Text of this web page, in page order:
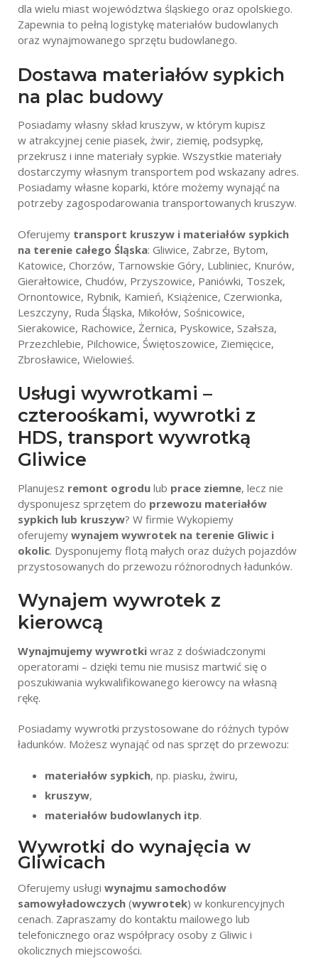
dla wielu miast województwa śląskiego oraz opolskiego.
Zapewnia to pełną logistykę materiałów budowlanych
oraz wynajmowanego sprzętu budowlanego.
Dostawa materiałów sypkich
na plac budowy
Posiadamy własny skład kruszyw, w którym kupisz
w atrakcyjnej cenie piasek, żwir, ziemię, podsypkę,
przekrusz i inne materiały sypkie. Wszystkie materiały
dostarczymy własnym transportem pod wskazany adres.
Posiadamy własne koparki, które możemy wynająć na
potrzeby zagospodarowania transportowanych kruszyw.
Oferujemy transport kruszyw i materiałów sypkich
na terenie całego Śląska: Gliwice, Zabrze, Bytom,
Katowice, Chorzów, Tarnowskie Góry, Lubliniec, Knurów,
Gierałtowice, Chudów, Przyszowice, Paniówki, Toszek,
Ornontowice, Rybnik, Kamień, Książenice, Czerwionka,
Leszczyny, Ruda Śląska, Mikołów, Sośnicowice,
Sierakowice, Rachowice, Żernica, Pyskowice, Szałsza,
Przezchlebie, Pilchowice, Świętoszowice, Ziemięcice,
Zbrosławice, Wielowieś.
Usługi wywrotkami –
czteroośkami, wywrotki z
HDS, transport wywrotką
Gliwice
Planujesz remont ogrodu lub prace ziemne, lecz nie
dysponujesz sprzętem do przewozu materiałów
sypkich lub kruszyw? W firmie Wykopiemy
oferujemy wynajem wywrotek na terenie Gliwic i
okolic. Dysponujemy flotą małych oraz dużych pojazdów
przystosowanych do przewozu różnorodnych ładunków.
Wynajem wywrotek z
kierowcą
Wynajmujemy wywrotki wraz z doświadczonymi
operatorami – dzięki temu nie musisz martwić się o
poszukiwania wykwalifikowanego kierowcy na własną
rękę.
Posiadamy wywrotki przystosowane do różnych typów
ładunków. Możesz wynająć od nas sprzęt do przewozu:
materiałów sypkich, np. piasku, żwiru,
kruszyw,
materiałów budowlanych itp.
Wywrotki do wynajęcia w
Gliwicach
Oferujemy usługi wynajmu samochodów
samowyładowczych (wywrotek) w konkurencyjnych
cenach. Zapraszamy do kontaktu mailowego lub
telefonicznego oraz współpracy osoby z Gliwic i
okolicznych miejscowości.